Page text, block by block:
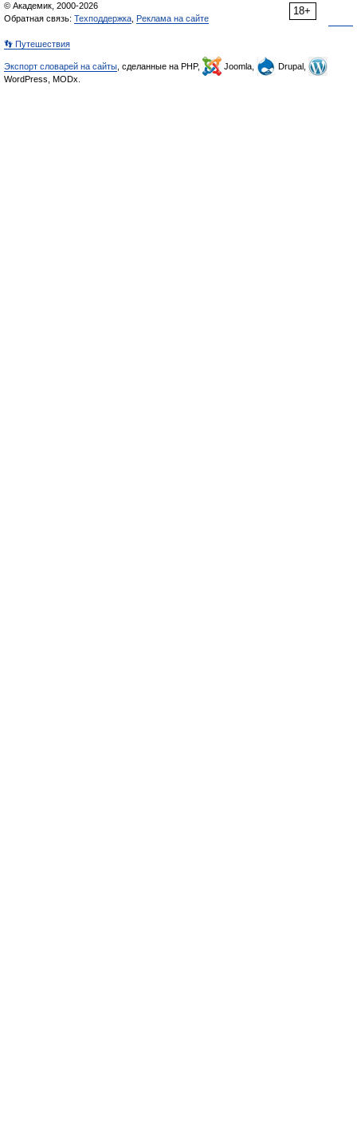
18+
© Академик, 2000-2026
Обратная связь: Техподдержка Реклама на сайте
👣 Путешествия
Экспорт словарей на сайты , сделанные на PHP, Joomla,
Drupal,
WordPress, MODx.